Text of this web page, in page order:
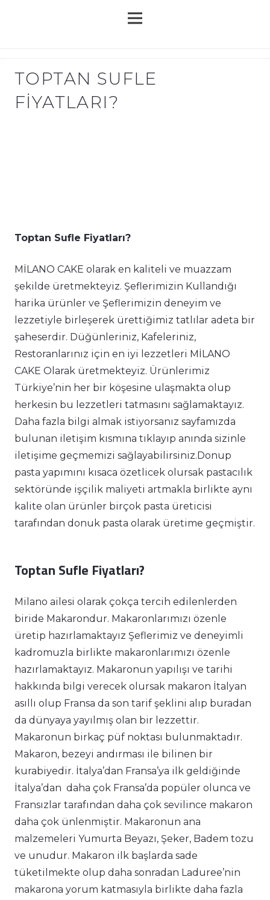
TOPTAN SUFLE
FIYATLARI?
Toptan Sufle Fiyatları?
MİLANO CAKE olarak en kaliteli ve muazzam
şekilde üretmekteyiz. Şeflerimizin Kullandığı
harika ürünler ve Şeflerimizin deneyim ve
lezzetiyle birleşerek ürettiğimiz tatlılar adeta bir
şaheserdir. Düğünleriniz, Kafeleriniz,
Restoranlarınız için en iyi lezzetleri MİLANO
CAKE Olarak üretmekteyiz. Ürünlerimiz
Türkiye’nin her bir köşesine ulaşmakta olup
herkesin bu lezzetleri tatmasını sağlamaktayız.
Daha fazla bilgi almak istiyorsanız sayfamızda
bulunan iletişim kısmına tıklayıp anında sizinle
iletişime geçmemizi sağlayabilirsiniz.Donup
pasta yapımını kısaca özetlicek olursak pastacılık
sektöründe işçilik maliyeti artmakla birlikte aynı
kalite olan ürünler birçok pasta üreticisi
tarafından donuk pasta olarak üretime geçmiştir.
Toptan Sufle Fiyatları?
Milano ailesi olarak çokça tercih edilenlerden
biride Makarondur. Makaronlarımızı özenle
üretip hazırlamaktayız Şeflerimiz ve deneyimli
kadromuzla birlikte makaronlarımızı özenle
hazırlamaktayız. Makaronun yapılışı ve tarihi
hakkında bilgi verecek olursak makaron İtalyan
asıllı olup Fransa da son tarif şeklini alıp buradan
da dünyaya yayılmış olan bir lezzettir.
Makaronun birkaç püf noktası bulunmaktadır.
Makaron, bezeyi andırması ile bilinen bir
kurabiyedir. İtalya’dan Fransa’ya ilk geldiğinde
İtalya’dan daha çok Fransa’da popüler olunca ve
Fransızlar tarafından daha çok sevilince makaron
daha çok ünlenmiştir. Makaronun ana
malzemeleri Yumurta Beyazı, Şeker, Badem tozu
ve unudur. Makaron ilk başlarda sade
tüketilmekte olup daha sonradan Laduree’nin
makarona yorum katmasıyla birlikte daha fazla